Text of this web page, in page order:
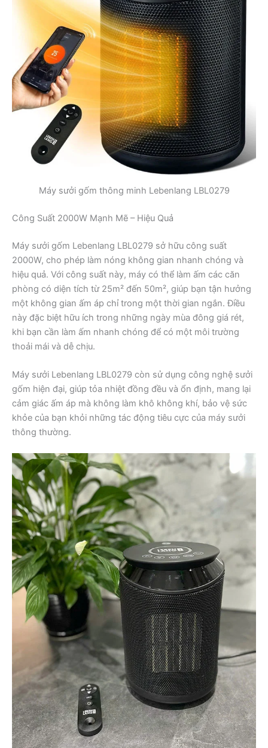
Máy sưởi gốm thông minh Lebenlang LBL0279
Công Suất 2000W Mạnh Mẽ – Hiệu Quả
Máy sưởi gốm Lebenlang LBL0279 sở hữu công suất
2000W, cho phép làm nóng không gian nhanh chóng và
hiệu quả. Với công suất này, máy có thể làm ấm các căn
phòng có diện tích từ 25m² đến 50m², giúp bạn tận hưởng
một không gian ấm áp chỉ trong một thời gian ngắn. Điều
này đặc biệt hữu ích trong những ngày mùa đông giá rét,
khi bạn cần làm ấm nhanh chóng để có một môi trường
thoải mái và dễ chịu.
Máy sưởi Lebenlang LBL0279 còn sử dụng công nghệ sưởi
gốm hiện đại, giúp tỏa nhiệt đồng đều và ổn định, mang lại
cảm giác ấm áp mà không làm khô không khí, bảo vệ sức
khỏe của bạn khỏi những tác động tiêu cực của máy sưởi
thông thường.